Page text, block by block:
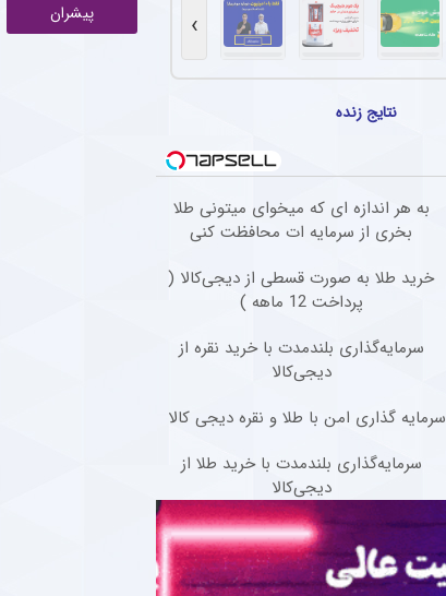
پیشران
›
نتایج زنده
به هر اندازه ای که میخوای میتونی طلا
بخری از سرمایه ات محافظت کنی
خرید طلا به صورت قسطی از دیجی‌کالا (
پرداخت 12 ماهه )
سرمایه‌گذاری بلندمدت با خرید نقره از
دیجی‌کالا
سرمایه گذاری امن با طلا و نقره دیجی کالا
سرمایه‌گذاری بلندمدت با خرید طلا از
دیجی‌کالا